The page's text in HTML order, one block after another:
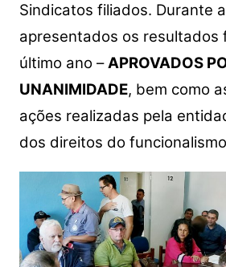
Sindicatos filiados. Durante
apresentados os resultados
último ano –APROVADOS
UNANIMIDADE, bem como
ações realizadas pela
dos direitos do